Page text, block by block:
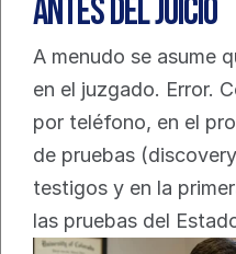
antes del juicio
A menudo se asume
en el juzgado. Error.
por teléfono, en el
de pruebas
testigos y en la
las pruebas del